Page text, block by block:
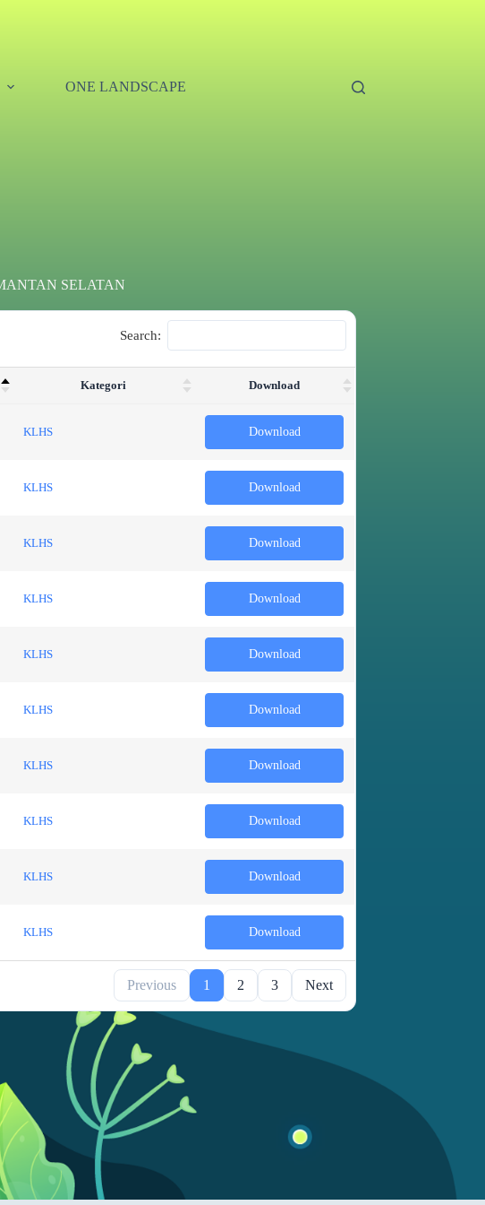
ONE LANDSCAPE
SELATAN
Search:
Kategori Download
KLHS Download
KLHS Download
KLHS Download
KLHS Download
KLHS Download
KLHS Download
KLHS Download
KLHS Download
KLHS Download
KLHS Download
Previous 1 2 3 Next